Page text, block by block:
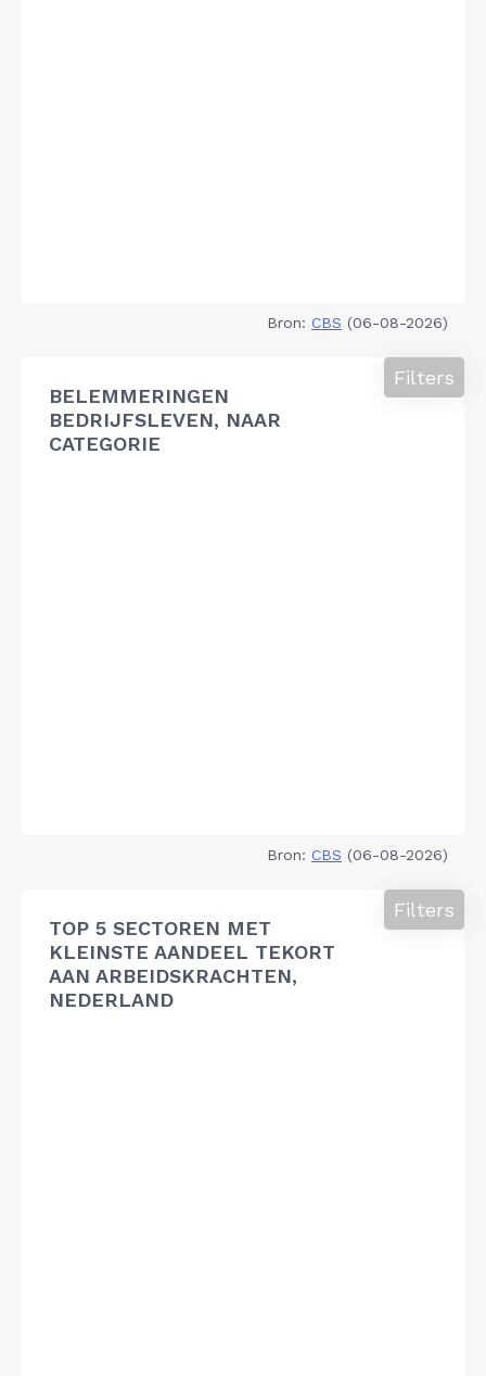
Bron: CBS (06-08-2026)
BELEMMERINGEN
BEDRIJFSLEVEN, NAAR
CATEGORIE
Filters
Bron: CBS (06-08-2026)
TOP 5 SECTOREN MET
KLEINSTE AANDEEL TEKORT
AAN ARBEIDSKRACHTEN,
NEDERLAND
Filters